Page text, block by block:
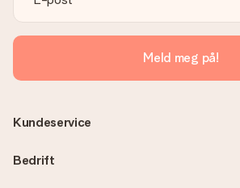
Meld meg på!
Kundeservice
Bedrift